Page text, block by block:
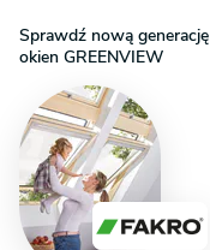
Sprawdź nową generację
okien GREENVIEW